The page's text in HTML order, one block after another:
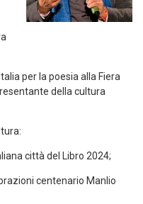
per la poesia alla Fiera
della cultura
città del Libro 2024;
centenario Manlio